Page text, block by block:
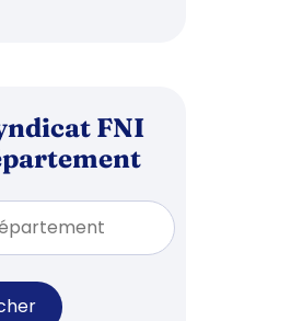
FNI